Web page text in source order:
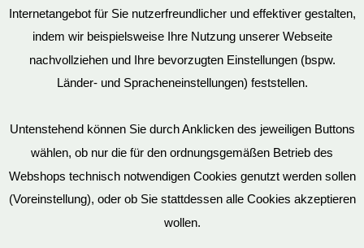
Datenschutz
Mein Konto
Vertrag widerrufen
Internetangebot für Sie nutzerfreundlicher und effektiver gestalten,
indem wir beispielsweise Ihre Nutzung unserer Webseite
nachvollziehen und Ihre bevorzugten Einstellungen (bspw.
Länder- und Spracheneinstellungen) feststellen.
Untenstehend können Sie durch Anklicken des jeweiligen Buttons
wählen, ob nur die für den ordnungsgemäßen Betrieb des
Webshops technisch notwendigen Cookies genutzt werden sollen
(Voreinstellung), oder ob Sie stattdessen alle Cookies akzeptieren
wollen.